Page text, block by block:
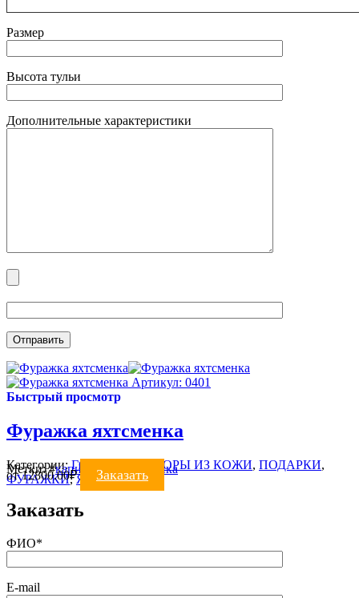
Размер
Высота тульи
Дополнительные характеристики
Артикул: 0401
Быстрый просмотр
Фуражка яхтсменка
Категории: ГОЛОВНЫЕ УБОРЫ ИЗ КОЖИ, ПОДАРКИ,
ФУРАЖКИ,Яхтсменки
Метки:#капитанка яхтсменка
от12800.00₽ Заказать
Заказать
ФИО*
E-mail